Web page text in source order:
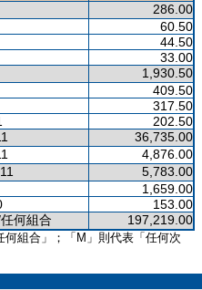
286.00
60.50
44.50
33.00
1,930.50
409.50
317.50
202.50
36,735.00
4,876.00
5,783.00
1,659.00
153.00
何組合 197,219.00
組合」；「M」則代表「任何次